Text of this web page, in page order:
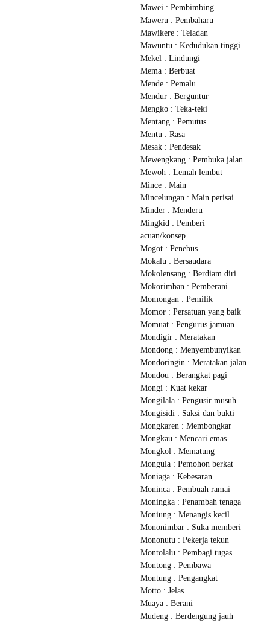
Mawei : Pembimbing
Maweru : Pembaharu
Mawikere : Teladan
Mawuntu : Kedudukan tinggi
Mekel : Lindungi
Mema : Berbuat
Mende : Pemalu
Mendur : Berguntur
Mengko : Teka-teki
Mentang : Pemutus
Mentu : Rasa
Mesak : Pendesak
Mewengkang : Pembuka jalan
Mewoh : Lemah lembut
Mince : Main
Mincelungan : Main perisai
Minder : Menderu
Mingkid : Pemberi
acuan/konsep
Mogot : Penebus
Mokalu : Bersaudara
Mokolensang : Berdiam diri
Mokorimban : Pemberani
Momongan : Pemilik
Momor : Persatuan yang baik
Momuat : Pengurus jamuan
Mondigir : Meratakan
Mondong : Menyembunyikan
Mondoringin : Meratakan jalan
Mondou : Berangkat pagi
Mongi : Kuat kekar
Mongilala : Pengusir musuh
Mongisidi : Saksi dan bukti
Mongkaren : Membongkar
Mongkau : Mencari emas
Mongkol : Mematung
Mongula : Pemohon berkat
Moniaga : Kebesaran
Moninca : Pembuah ramai
Moningka : Penambah tenaga
Moniung : Menangis kecil
Mononimbar : Suka memberi
Mononutu : Pekerja tekun
Montolalu : Pembagi tugas
Montong : Pembawa
Montung : Pengangkat
Motto : Jelas
Muaya : Berani
Mudeng : Berdengung jauh